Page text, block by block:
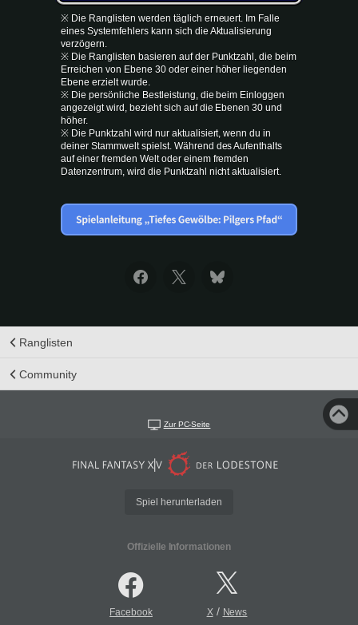
※ Die Ranglisten werden täglich erneuert. Im Falle
eines Systemfehlers kann sich die Aktualisierung
verzögern.
※ Die Ranglisten basieren auf der Punktzahl, die beim
Erreichen von Ebene 30 oder einer höher liegenden
Ebene erzielt wurde.
※ Die persönliche Bestleistung, die beim Einloggen
angezeigt wird, bezieht sich auf die Ebenen 30 und
höher.
※ Die Punktzahl wird nur aktualisiert, wenn du in
deiner Stammwelt spielst. Während des Aufenthalts
auf einer fremden Welt oder einem fremden
Datenzentrum, wird die Punktzahl nicht aktualisiert.
Ranglisten
Community
Zur PC-Seite
Spiel herunterladen
Offizielle Informationen
Facebook X/ News